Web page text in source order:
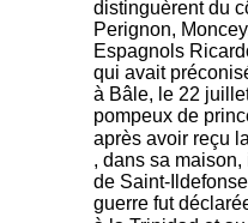
distinguèrent du
Perignon,
Espagnols
qui avait
à Bâle, le 22
pompeux de
après avoir reçu
, dans sa
de Saint-
guerre fut